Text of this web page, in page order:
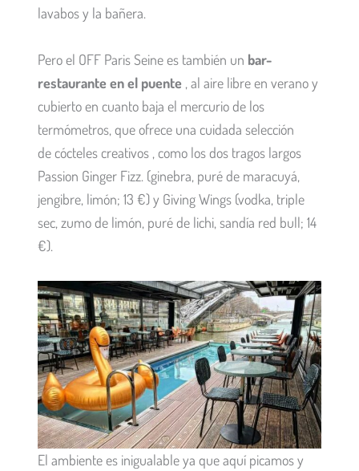
lavabos y la bañera.
Pero el OFF Paris Seine es también un bar-
restaurante en el puente , al aire libre en verano y
cubierto en cuanto baja el mercurio de los
termómetros, que ofrece una cuidada selección
de cócteles creativos , como los dos tragos largos
Passion Ginger Fizz. (ginebra, puré de maracuyá,
jengibre, limón; 13 €) y Giving Wings (vodka, triple
sec, zumo de limón, puré de lichi, sandía red bull; 14
€).
El ambiente es inigualable ya que aquí picamos y